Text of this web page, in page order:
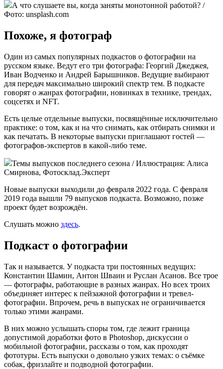
А что слушаете вы, когда заняты монотонной работой? /
Фото: unsplash.com
Похоже, я фотограф
Один из самых популярных подкастов о фотографии на
русском языке. Ведут его три фотографа: Георгий Джеджея,
Иван Водченко и Андрей Барышников. Ведущие выбирают
для передач максимально широкий спектр тем. В подкасте
говорят о жанрах фотографии, новинках в технике, трендах,
соцсетях и NFT.
Есть целые отдельные выпуски, посвящённые исключительно
практике: о том, как и на что снимать, как отбирать снимки и
как печатать. В некоторые выпуски приглашают гостей —
фотографов-экспертов в какой-либо теме.
Темы выпусков последнего сезона / Иллюстрация: Алиса
Смирнова, Фотосклад.Эксперт
Новые выпуски выходили до февраля 2022 года. С февраля
2019 года вышли 79 выпусков подкаста. Возможно, позже
проект будет возрождён.
Слушать можно здесь.
Подкаст о фотографии
Так и называется. У подкаста три постоянных ведущих:
Константин Шамин, Антон Шваин и Руслан Асанов. Все трое
— фотографы, работающие в разных жанрах. Но всех троих
объединяет интерес к пейзажной фотографии и тревел-
фотографии. Впрочем, речь в выпусках не ограничивается
только этими жанрами.
В них можно услышать споры том, где лежит граница
допустимой доработки фото в Photoshop, дискуссии о
мобильной фотографии, рассказы о том, как проходят
фототуры. Есть выпуски о довольно узких темах: о съёмке
собак, фризлайте и подводной фотографии.